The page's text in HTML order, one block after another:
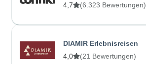
4,7
(6.323 Bewertungen)
DIAMIR Erlebnisreisen
4,0
(21 Bewertungen)